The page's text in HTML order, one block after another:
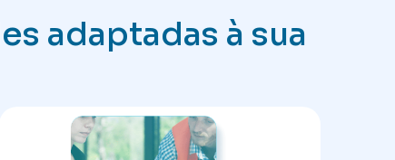
adaptadas à sua